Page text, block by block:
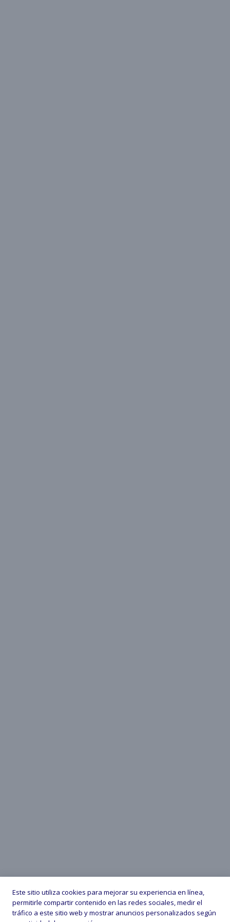
Este sitio utiliza cookies para mejorar su experiencia en línea,
permitirle compartir contenido en las redes sociales, medir el
tráfico a este sitio web y mostrar anuncios personalizados según